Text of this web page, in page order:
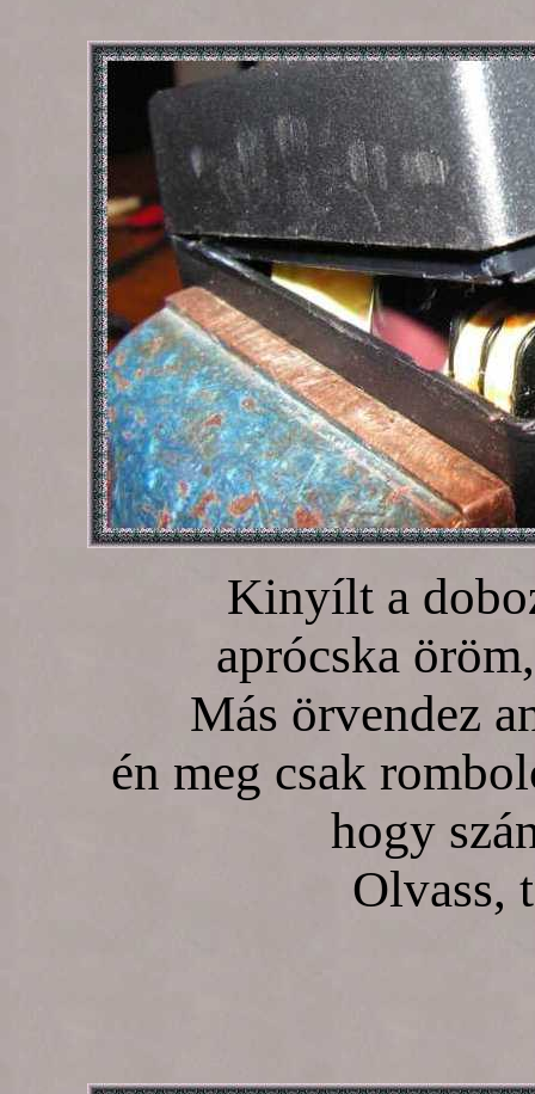
Kinyílt a
aprócska
Más örvendez
én meg csak
hogy
Olvass,